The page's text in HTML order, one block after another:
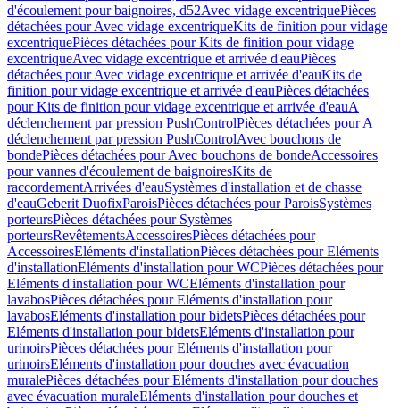
d'écoulement pour baignoires, d52Avec vidage excentriquePièces
détachées pour Avec vidage excentriqueKits de finition pour vidage
excentriquePièces détachées pour Kits de finition pour vidage
excentriqueAvec vidage excentrique et arrivée d'eauPièces
détachées pour Avec vidage excentrique et arrivée d'eauKits de
finition pour vidage excentrique et arrivée d'eauPièces détachées
pour Kits de finition pour vidage excentrique et arrivée d'eauA
déclenchement par pression PushControlPièces détachées pour A
déclenchement par pression PushControlAvec bouchons de
bondePièces détachées pour Avec bouchons de bondeAccessoires
pour vannes d'écoulement de baignoiresKits de
raccordementArrivées d'eauSystèmes d'installation et de chasse
d'eauGeberit DuofixParoisPièces détachées pour ParoisSystèmes
porteursPièces détachées pour Systèmes
porteursRevêtementsAccessoiresPièces détachées pour
AccessoiresEléments d'installationPièces détachées pour Eléments
d'installationEléments d'installation pour WCPièces détachées pour
Eléments d'installation pour WCEléments d'installation pour
lavabosPièces détachées pour Eléments d'installation pour
lavabosEléments d'installation pour bidetsPièces détachées pour
Eléments d'installation pour bidetsEléments d'installation pour
urinoirsPièces détachées pour Eléments d'installation pour
urinoirsEléments d'installation pour douches avec évacuation
muralePièces détachées pour Eléments d'installation pour douches
avec évacuation muraleEléments d'installation pour douches et